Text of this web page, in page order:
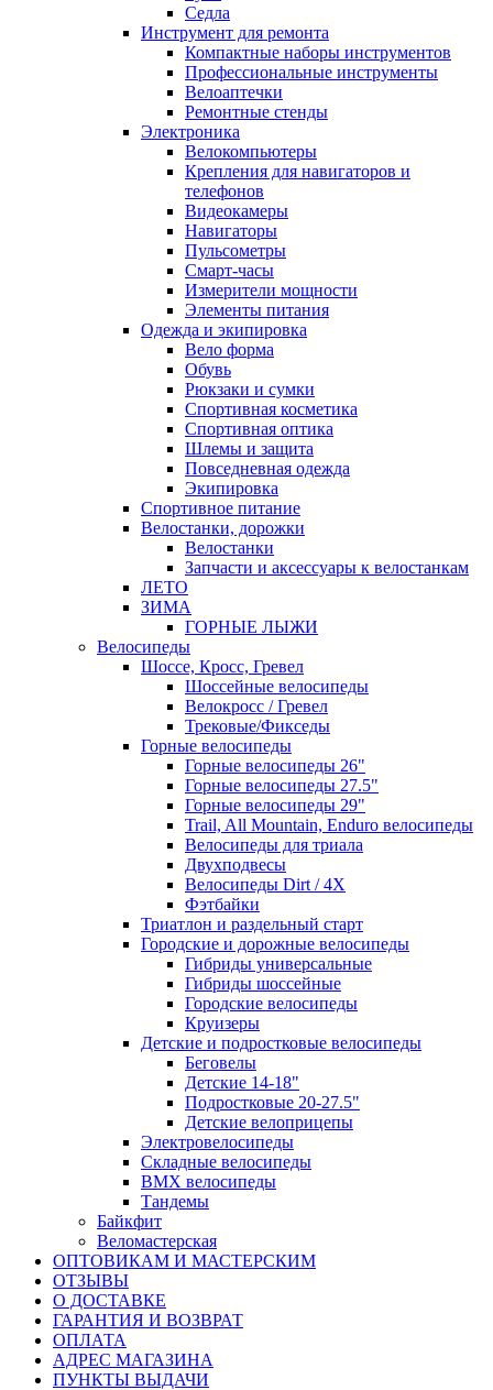
Седла
Инструмент для ремонта
Компактные наборы инструментов
Профессиональные инструменты
Велоаптечки
Ремонтные стенды
Электроника
Велокомпьютеры
Крепления для навигаторов и
телефонов
Видеокамеры
Навигаторы
Пульсометры
Смарт-часы
Измерители мощности
Элементы питания
Одежда и экипировка
Вело форма
Обувь
Рюкзаки и сумки
Спортивная косметика
Спортивная оптика
Шлемы и защита
Повседневная одежда
Экипировка
Спортивное питание
Велостанки, дорожки
Велостанки
Запчасти и аксессуары к велостанкам
ЛЕТО
ЗИМА
ГОРНЫЕ ЛЫЖИ
Велосипеды
Шоссе, Кросс, Гревел
Шоссейные велосипеды
Велокросс / Гревел
Трековые/Фикседы
Горные велосипеды
Горные велосипеды 26"
Горные велосипеды 27.5"
Горные велосипеды 29"
Trail, All Mountain, Enduro велосипеды
Велосипеды для триала
Двухподвесы
Велосипеды Dirt / 4X
Фэтбайки
Триатлон и раздельный старт
Городские и дорожные велосипеды
Гибриды универсальные
Гибриды шоссейные
Городские велосипеды
Круизеры
Детские и подростковые велосипеды
Беговелы
Детские 14-18"
Подростковые 20-27.5"
Детские велоприцепы
Электровелосипеды
Складные велосипеды
BMX велосипеды
Тандемы
Байкфит
Веломастерская
ОПТОВИКАМ И МАСТЕРСКИМ
ОТЗЫВЫ
О ДОСТАВКЕ
ГАРАНТИЯ И ВОЗВРАТ
ОПЛАТА
АДРЕС МАГАЗИНА
ПУНКТЫ ВЫДАЧИ